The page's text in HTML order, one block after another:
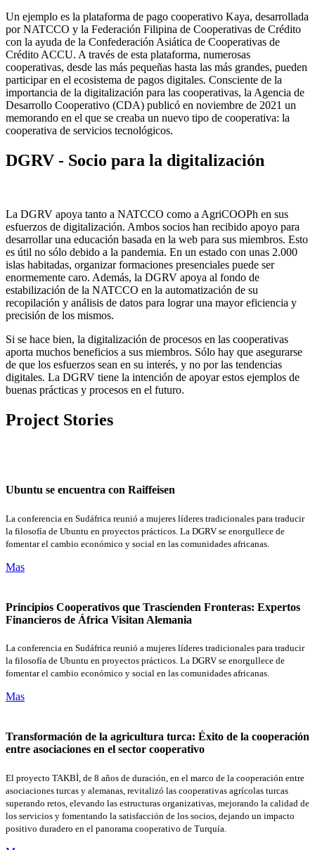
Un ejemplo es la plataforma de pago cooperativo Kaya, desarrollada
por NATCCO y la Federación Filipina de Cooperativas de Crédito
con la ayuda de la Confederación Asiática de Cooperativas de
Crédito ACCU. A través de esta plataforma, numerosas
cooperativas, desde las más pequeñas hasta las más grandes, pueden
participar en el ecosistema de pagos digitales. Consciente de la
importancia de la digitalización para las cooperativas, la Agencia de
Desarrollo Cooperativo (CDA) publicó en noviembre de 2021 un
memorando en el que se creaba un nuevo tipo de cooperativa: la
cooperativa de servicios tecnológicos.
DGRV - Socio para la digitalización
La DGRV apoya tanto a NATCCO como a AgriCOOPh en sus
esfuerzos de digitalización. Ambos socios han recibido apoyo para
desarrollar una educación basada en la web para sus miembros. Esto
es útil no sólo debido a la pandemia. En un estado con unas 2.000
islas habitadas, organizar formaciones presenciales puede ser
enormemente caro. Además, la DGRV apoya al fondo de
estabilización de la NATCCO en la automatización de su
recopilación y análisis de datos para lograr una mayor eficiencia y
precisión de los mismos.
Si se hace bien, la digitalización de procesos en las cooperativas
aporta muchos beneficios a sus miembros. Sólo hay que asegurarse
de que los esfuerzos sean en su interés, y no por las tendencias
digitales. La DGRV tiene la intención de apoyar estos ejemplos de
buenas prácticas y procesos en el futuro.
Project Stories
Ubuntu se encuentra con Raiffeisen
La conferencia en Sudáfrica reunió a mujeres líderes tradicionales para traducir
la filosofía de Ubuntu en proyectos prácticos. La DGRV se enorgullece de
fomentar el cambio económico y social en las comunidades africanas.
Mas
Principios Cooperativos que Trascienden Fronteras: Expertos
Financieros de África Visitan Alemania
La conferencia en Sudáfrica reunió a mujeres líderes tradicionales para traducir
la filosofía de Ubuntu en proyectos prácticos. La DGRV se enorgullece de
fomentar el cambio económico y social en las comunidades africanas.
Mas
Transformación de la agricultura turca: Éxito de la cooperación
entre asociaciones en el sector cooperativo
El proyecto TAKBİ, de 8 años de duración, en el marco de la cooperación entre
asociaciones turcas y alemanas, revitalizó las cooperativas agrícolas turcas
superando retos, elevando las estructuras organizativas, mejorando la calidad de
los servicios y fomentando la satisfacción de los socios, dejando un impacto
positivo duradero en el panorama cooperativo de Turquía.